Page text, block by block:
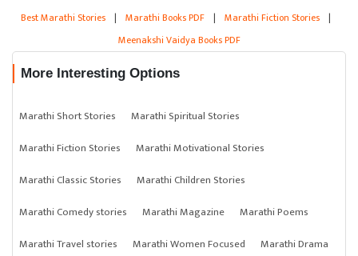
Best Marathi Stories | Marathi Books PDF | Marathi Fiction Stories |
Meenakshi Vaidya Books PDF
More Interesting Options
Marathi Short Stories
Marathi Spiritual Stories
Marathi Fiction Stories
Marathi Motivational Stories
Marathi Classic Stories
Marathi Children Stories
Marathi Comedy stories
Marathi Magazine
Marathi Poems
Marathi Travel stories
Marathi Women Focused Marathi Drama